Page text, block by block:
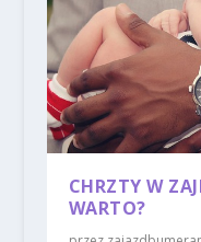
CHRZTY W
WARTO?